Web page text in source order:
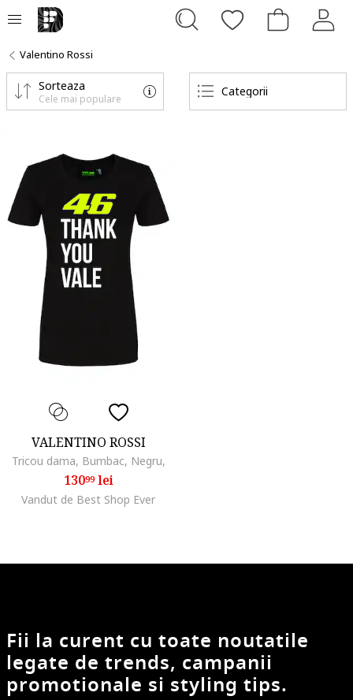
Valentino Rossi
Categorii
Sorteaza
Cele mai populare
VALENTINO ROSSI
Tricou dama, Bumbac, Negru,
13099lei
Vandut de Best Shop Ever
Fii la curent cu toate noutatile
legate de trends, campanii
promotionale si styling tips.